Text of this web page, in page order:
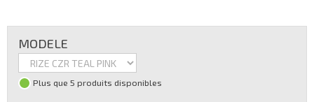
MODELE
Plus que 5 produits disponibles